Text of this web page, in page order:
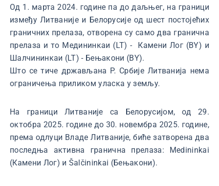
Од 1. марта 2024. године па до даљњег, на граници
између Литваније и Белорусије од шест постојећих
граничних прелаза, отворена су само два гранична
прелаза и то Медининкаи (LT) - Камени Лог (BY) и
Шалчининкаи (LT) - Бењакони (BY).
Што се тиче држављана Р. Србије Литванија нема
ограничења приликом уласка у земљу.
На граници Литваније са Белорусијом, од 29.
октобра 2025. године до 30. новембра 2025. године,
према одлуци Владе Литваније, биће затворена два
последња активна гранична прелаза: Medininkai
(Камени Лог) и Šalčininkai (Бењакони).